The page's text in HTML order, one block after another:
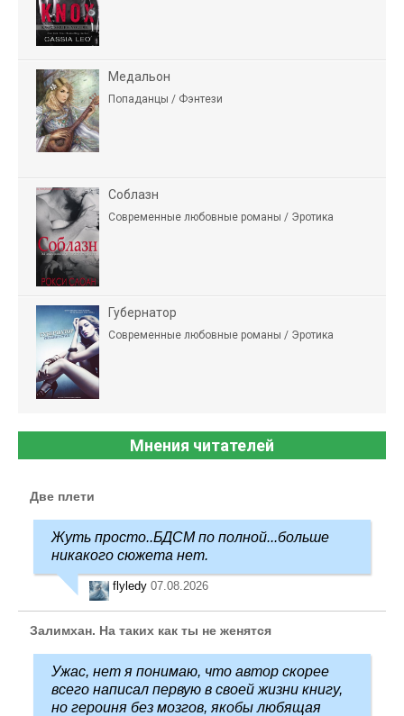
Медальон
Попаданцы / Фэнтези
Соблазн
Современные любовные романы / Эротика
Губернатор
Современные любовные романы / Эротика
Мнения читателей
Две плети
Жуть просто..БДСМ по полной...больше
никакого сюжета нет.
flyledy 07.08.2026
Залимхан. На таких как ты не женятся
Ужас, нет я понимаю, что автор скорее
всего написал первую в своей жизни книгу,
но героиня без мозгов, якобы любящая